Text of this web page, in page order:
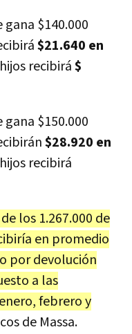
gana $140.000
$21.640 en
recibirá$
gana $150.000
$28.920 en
recibirá
los 1.267.000 de
en promedio
por devolución
a las
febrero y
de Massa.